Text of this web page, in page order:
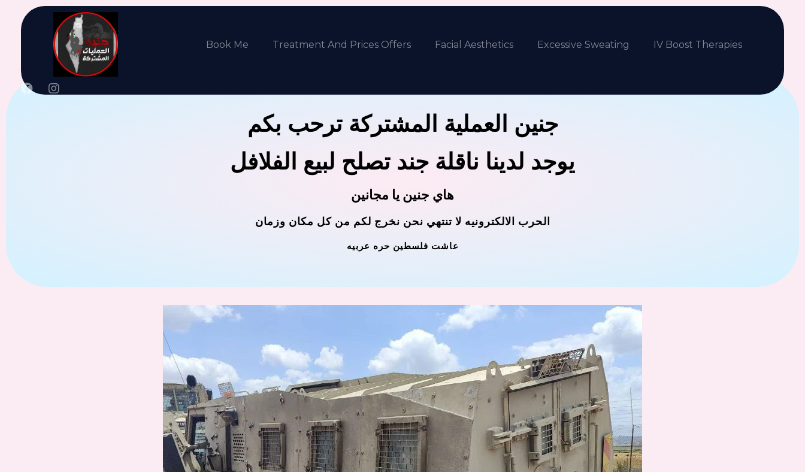
Book Me Treatment And Prices Offers Facial Aesthetics Excessive Sweating IV Boost Therapies
جنين العملية المشتركة ترحب بكم
يوجد لدينا ناقلة جند تصلح لبيع الفلافل
هاي جنين يا مجانين
الحرب الالكترونيه لا تنتهي نحن نخرج لكم من كل مكان وزمان
عاشت فلسطين حره عربيه